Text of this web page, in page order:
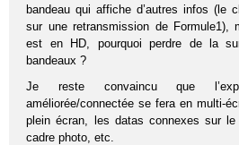
bandeau qui affiche d’autres infos (le
sur une retransmission de Formule1),
est en HD, pourquoi perdre de la
bandeaux ?
Je reste convaincu que
améliorée/connectée se fera en multi-
plein écran, les datas connexes sur
cadre photo, etc.